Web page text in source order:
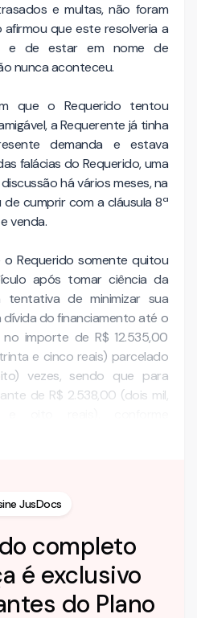
e multas, não foram
que este resolveria a
e de estar em nome de
nunca aconteceu.
que o Requerido tentou
a Requerente já tinha
demanda e estava
falácias do Requerido, uma
há vários meses, na
cumprir com a cláusula 8ª
venda.
o Requerido somente quitou
após tomar ciência da
tentativa de minimizar sua
dívida do financiamento até o
importe de R$ 12.535,00
e cinco reais) parcelado
vezes, sendo que para
de R$ 2.538,00 (dois mil,
JusDocs
completo
é exclusivo
do Plano